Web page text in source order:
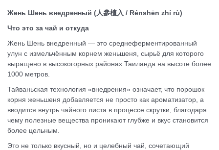
Жень Шень внедренный (人參植入 / Rénshēn zhí rù)
Что это за чай и откуда
Жень Шень внедренный — это среднеферментированный
улун с измельчённым корнем женьшеня, сырьё для которого
выращено в высокогорных районах Таиланда на высоте более
1000 метров.
Тайваньская технология «внедрения» означает, что порошок
корня женьшеня добавляется не просто как ароматизатор, а
вводится внутрь чайного листа в процессе скрутки, благодаря
чему полезные вещества проникают глубже и вкус становится
более цельным.
Это не только вкусный, но и целебный чай, сочетающий